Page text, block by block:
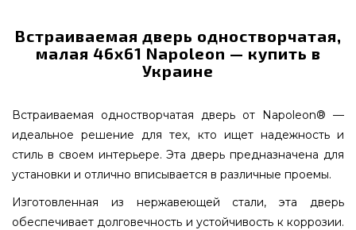
Встраиваемая дверь одностворчатая,
малая 46х61 Napoleon — купить в
Украине
Встраиваемая одностворчатая дверь от Napoleon® —
идеальное решение для тех, кто ищет надежность и
стиль в своем интерьере. Эта дверь предназначена для
установки и отлично вписывается в различные проемы.
Изготовленная из нержавеющей стали, эта дверь
обеспечивает долговечность и устойчивость к коррозии.